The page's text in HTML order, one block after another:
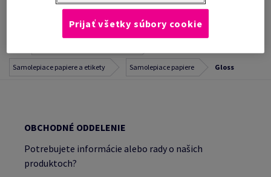
Samolepiace papiere a etikety Samolepiace papiere Gloss
OBCHODNÉ ODDELENIE
Potrebujete informácie alebo rady o našich
produktoch?
Prijať všetky súbory cookie